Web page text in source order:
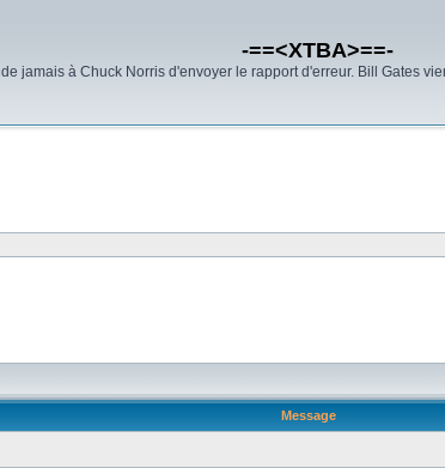
-==<XTBA>==-
jamais à Chuck Norris d'envoyer le rapport d'erreur. Bill Gates
Message